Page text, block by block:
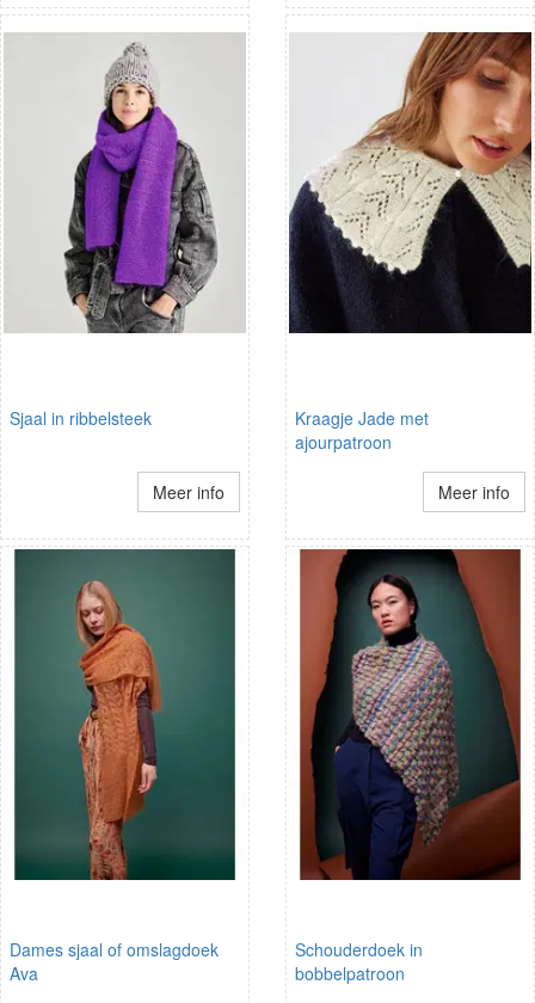
Sjaal in ribbelsteek
Meer info
Kraagje Jade met
ajourpatroon
Meer info
Dames sjaal of omslagdoek
Ava
Schouderdoek in
bobbelpatroon